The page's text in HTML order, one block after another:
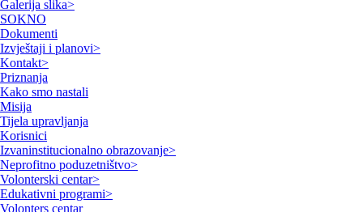
Galerija slika>
SOKNO
Dokumenti
Izvještaji i planovi>
Kontakt>
Priznanja
Kako smo nastali
Misija
Tijela upravljanja
Korisnici
Izvaninstitucionalno obrazovanje>
Neprofitno poduzetništvo>
Volonterski centar>
Edukativni programi>
Volonters centar